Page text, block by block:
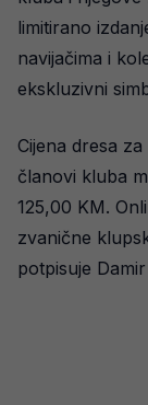
limitirano
navijačima i
ekskluzivni
Cijena dresa
članovi kluba
125,00 KM.
zvanične
potpisuje